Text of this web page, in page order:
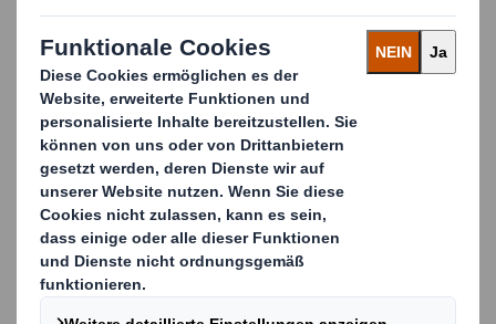
Die manuelle Verdecklungslösung besteht zudem
vollständig aus Wellpappe und ist für den Handel
leicht zu entsorgen.
Die Vorteile unserer kostengünstigen
Verdecklungslösung für Ihre manuellen
Abpackprozesse
Monomateriallösung aus Wellpappe
Cleverer Aufrichteprozess